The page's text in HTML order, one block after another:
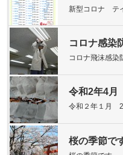
新型コロナ テ
コロナ感染
コロナ飛沫感
令和2年4月
令和２年１月
桜の季節で